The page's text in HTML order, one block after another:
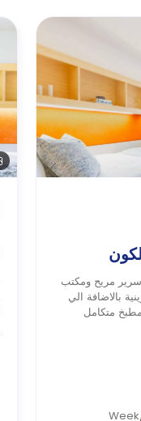
مريح ومكتب
بالاضافة الي
متكامل
Week